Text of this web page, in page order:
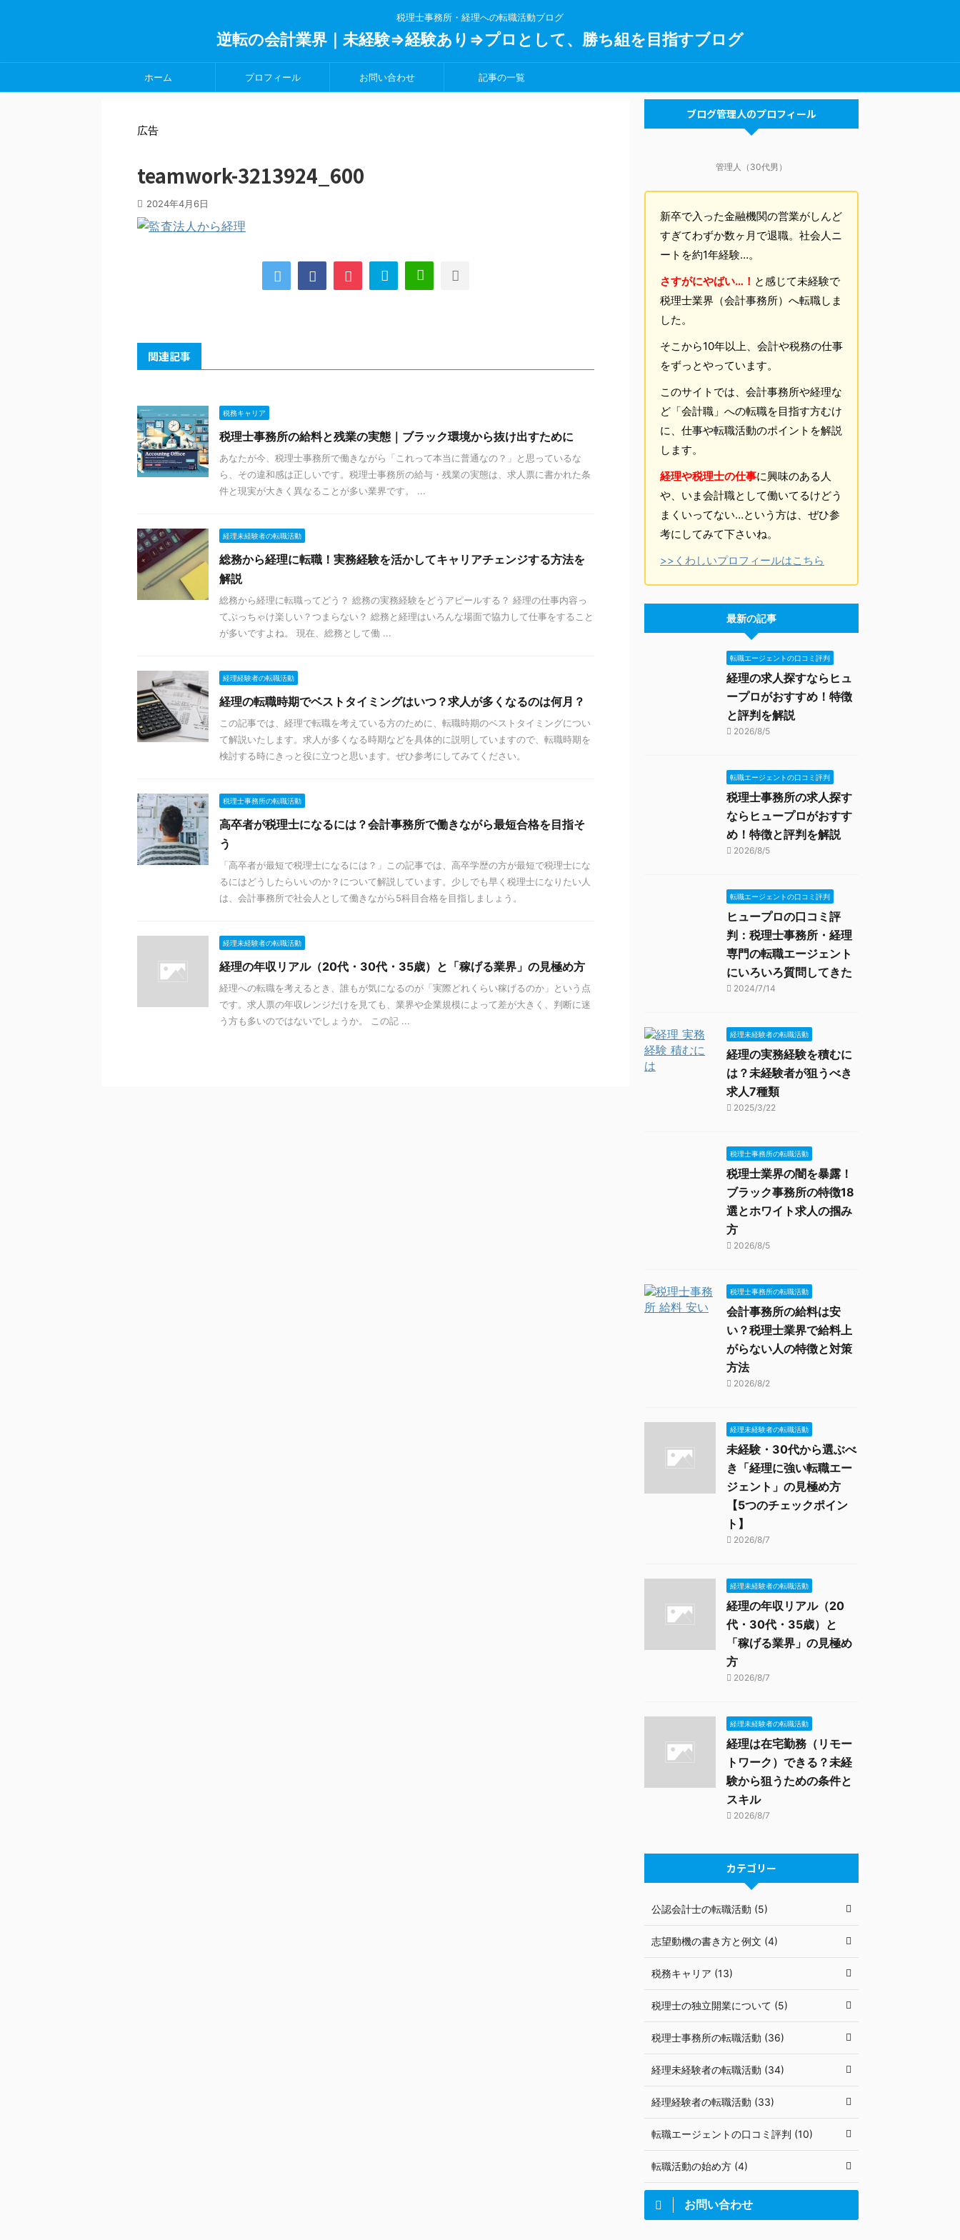
税理士事務所・経理への転職活動ブログ
逆転の会計業界｜未経験⇒経験あり⇒プロとして、勝ち組を目指すブログ
ホーム プロフィール お問い合わせ 記事の一覧
広告
teamwork-3213924_600
2024年4月6日
関連記事
税務キャリア
税理士事務所の給料と残業の実態｜ブラック環境から抜け出すために
あなたが今、税理士事務所で働きながら「これって本当に普通なの？」と思っているな
ら、その違和感は正しいです。税理士事務所の給与・残業の実態は、求人票に書かれた条
件と現実が大きく異なることが多い業界です。 ...
経理未経験者の転職活動
総務から経理に転職！実務経験を活かしてキャリアチェンジする方法を
解説
総務から経理に転職ってどう？ 総務の実務経験をどうアピールする？ 経理の仕事内容っ
てぶっちゃけ楽しい？つまらない？ 総務と経理はいろんな場面で協力して仕事をすること
が多いですよね。 現在、総務として働 ...
経理経験者の転職活動
経理の転職時期でベストタイミングはいつ？求人が多くなるのは何月？
この記事では、経理で転職を考えている方のために、転職時期のベストタイミングについ
て解説いたします。求人が多くなる時期などを具体的に説明していますので、転職時期を
検討する時にきっと役に立つと思います。ぜひ参考にしてみてください。
税理士事務所の転職活動
高卒者が税理士になるには？会計事務所で働きながら最短合格を目指そ
う
「高卒者が最短で税理士になるには？」この記事では、高卒学歴の方が最短で税理士にな
るにはどうしたらいいのか？について解説しています。少しでも早く税理士になりたい人
は、会計事務所で社会人として働きながら5科目合格を目指しましょう。
経理未経験者の転職活動
経理の年収リアル（20代・30代・35歳）と「稼げる業界」の見極め方
経理への転職を考えるとき、誰もが気になるのが「実際どれくらい稼げるのか」という点
です。求人票の年収レンジだけを見ても、業界や企業規模によって差が大きく、判断に迷
う方も多いのではないでしょうか。 この記 ...
ブログ管理人のプロフィール
管理人（30代男）
新卒で入った金融機関の営業がしんど
すぎてわずか数ヶ月で退職。社会人ニ
ートを約1年経験…。
さすがにやばい…！ と感じて未経験で
税理士業界（会計事務所）へ転職しま
した。
そこから10年以上、会計や税務の仕事
をずっとやっています。
このサイトでは、会計事務所や経理な
ど「会計職」への転職を目指す方むけ
に、仕事や転職活動のポイントを解説
します。
経理や税理士の仕事に興味のある人
や、いま会計職として働いてるけどう
まくいってない…という方は、ぜひ参
考にしてみて下さいね。
>>くわしいプロフィールはこちら
最新の記事
転職エージェントの口コミ評判
経理の求人探すならヒュ
ープロがおすすめ！特徴
と評判を解説
2026/8/5
転職エージェントの口コミ評判
税理士事務所の求人探す
ならヒュープロがおすす
め！特徴と評判を解説
2026/8/5
転職エージェントの口コミ評判
ヒュープロの口コミ評
判：税理士事務所・経理
専門の転職エージェント
にいろいろ質問してきた
2024/7/14
経理未経験者の転職活動
経理の実務経験を積むに
は？未経験者が狙うべき
求人7種類
2025/3/22
税理士事務所の転職活動
税理士業界の闇を暴露！
ブラック事務所の特徴18
選とホワイト求人の掴み
方
2026/8/5
税理士事務所の転職活動
会計事務所の給料は安
い？税理士業界で給料上
がらない人の特徴と対策
方法
2026/8/2
経理未経験者の転職活動
未経験・30代から選ぶべ
き「経理に強い転職エー
ジェント」の見極め方
【5つのチェックポイン
ト】
2026/8/7
経理未経験者の転職活動
経理の年収リアル（20
代・30代・35歳）と
「稼げる業界」の見極め
方
2026/8/7
経理未経験者の転職活動
経理は在宅勤務（リモー
トワーク）できる？未経
験から狙うための条件と
スキル
2026/8/7
カテゴリー
公認会計士の転職活動 (5)
志望動機の書き方と例文 (4)
税務キャリア (13)
税理士の独立開業について (5)
税理士事務所の転職活動 (36)
経理未経験者の転職活動 (34)
経理経験者の転職活動 (33)
転職エージェントの口コミ評判 (10)
転職活動の始め方 (4)
お問い合わせ